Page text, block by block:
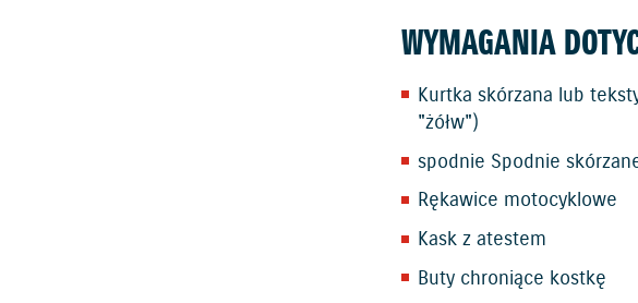
WYMAGANIA
Kurtka skórzana lub
"żółw")
spodnie Spodnie
Rękawice motocyklowe
Kask z atestem
Buty chroniące kostkę